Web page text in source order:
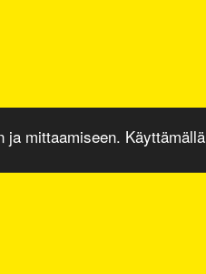
ja mittaamiseen. Käyttämällä